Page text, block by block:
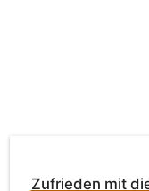
Zufrieden mit